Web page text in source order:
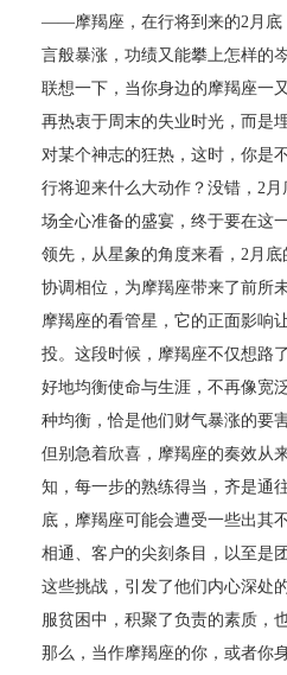
——摩羯座，在行将到来的2月底
言般暴涨，功绩又能攀上怎样的
联想一下，当你身边的摩羯座一
再热衷于周末的失业时光，而是
对某个神志的狂热，这时，你是
行将迎来什么大动作？没错，2
场全心准备的盛宴，终于要在这
领先，从星象的角度来看，2月
协调相位，为摩羯座带来了前所
摩羯座的看管星，它的正面影响
投。这段时候，摩羯座不仅想路
好地均衡使命与生涯，不再像宽
种均衡，恰是他们财气暴涨的要害
但别急着欣喜，摩羯座的奏效从
知，每一步的熟练得当，齐是通
底，摩羯座可能会遭受一些出其
相通、客户的尖刻条目，以至是
这些挑战，引发了他们内心深处
服贫困中，积聚了负责的素质，
那么，当作摩羯座的你，或者你